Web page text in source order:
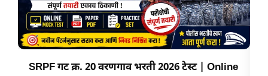
SRPF गट क्र. 20 वरणगाव भरती 2026 टेस्ट | Online